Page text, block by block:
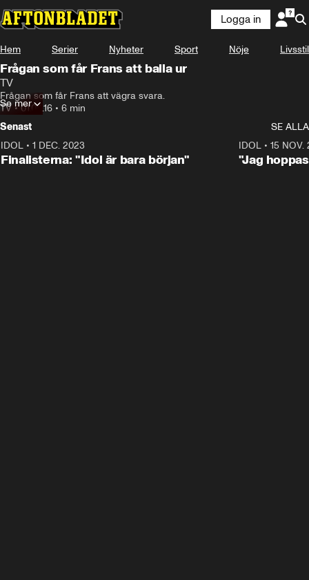
Logga in
Hem Serier Nyheter Sport Nöje Livsstil
Frågan som får Frans att balla ur
TV
Frågan som får Frans att vägra svara.
TV •01.08.16 • 6 min
Se mer
Senast
SE ALLA
IDOL • 1 DEC. 2023
Finalisterna: "Idol är bara början"
IDOL• 15 NOV.
"Jag